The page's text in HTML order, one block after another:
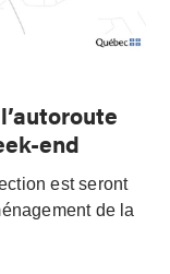
end
est seront
de la